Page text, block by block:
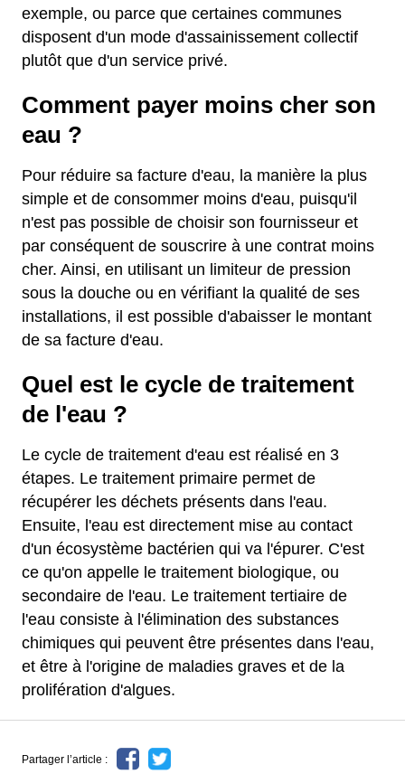
exemple, ou parce que certaines communes
disposent d'un mode d'assainissement collectif
plutôt que d'un service privé.
Comment payer moins cher son
eau ?
Pour réduire sa facture d'eau, la manière la plus
simple et de consommer moins d'eau, puisqu'il
n'est pas possible de choisir son fournisseur et
par conséquent de souscrire à une contrat moins
cher. Ainsi, en utilisant un limiteur de pression
sous la douche ou en vérifiant la qualité de ses
installations, il est possible d'abaisser le montant
de sa facture d'eau.
Quel est le cycle de traitement
de l'eau ?
Le cycle de traitement d'eau est réalisé en 3
étapes. Le traitement primaire permet de
récupérer les déchets présents dans l'eau.
Ensuite, l'eau est directement mise au contact
d'un écosystème bactérien qui va l'épurer. C'est
ce qu'on appelle le traitement biologique, ou
secondaire de l'eau. Le traitement tertiaire de
l'eau consiste à l'élimination des substances
chimiques qui peuvent être présentes dans l'eau,
et être à l'origine de maladies graves et de la
prolifération d'algues.
Partager l’article :